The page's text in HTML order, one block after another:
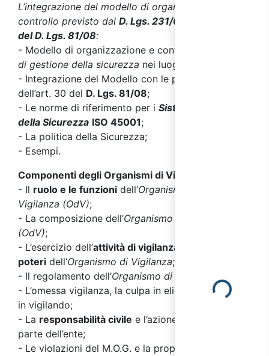
L’integrazione del modello di organizzazione e
controllo previsto dal D. Lgs. 231/01
del D. Lgs. 81/08:
- Modello di organizzazione e controllo e
di gestione della sicurezza nei luoghi di lavoro;
- Integrazione del Modello con le previsioni
dell’art. 30 del D. Lgs. 81/08;
- Le norme di riferimento per i Sistemi di Gestione
della Sicurezza ISO 45001;
- La politica della Sicurezza;
- Esempi.
Componenti degli Organismi di Vigilanza OdV
- Il ruolo e le funzioni dell’Organismo di
Vigilanza (OdV);
- La composizione dell’Organismo di Vigilanza
(OdV);
- L’esercizio dell’attività di vigilanza
poteri dell’Organismo di Vigilanza;
- Il regolamento dell’Organismo di Vigilanza
- L’omessa vigilanza, la culpa in eligendo e la culpa
in vigilando;
- La responsabilità civile e l’azione di rivalsa da
parte dell’ente;
- Le violazioni del M.O.G. e la proposta di
Loading...